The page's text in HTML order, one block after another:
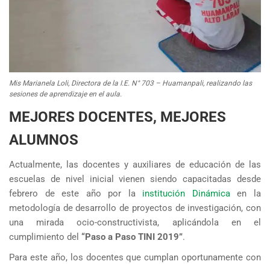
Mis Marianela Loli, Directora de la I.E. N° 703 – Huamanpali, realizando las
sesiones de aprendizaje en el aula.
MEJORES DOCENTES, MEJORES
ALUMNOS
Actualmente, las docentes y auxiliares de educación de las
escuelas de nivel inicial vienen siendo capacitadas desde
febrero de este año por la institución Dinámica en la
metodología de desarrollo de proyectos de investigación, con
una mirada ocio-constructivista, aplicándola en el
cumplimiento del “Paso a Paso TINI 2019”.
Para este año, los docentes que cumplan oportunamente con